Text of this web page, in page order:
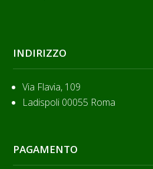
INDIRIZZO
Via Flavia, 109
Ladispoli 00055 Roma
PAGAMENTO